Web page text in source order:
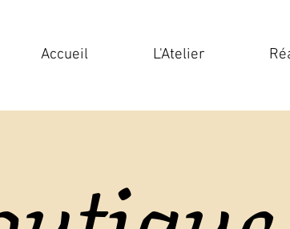
Accueil L'Atelier